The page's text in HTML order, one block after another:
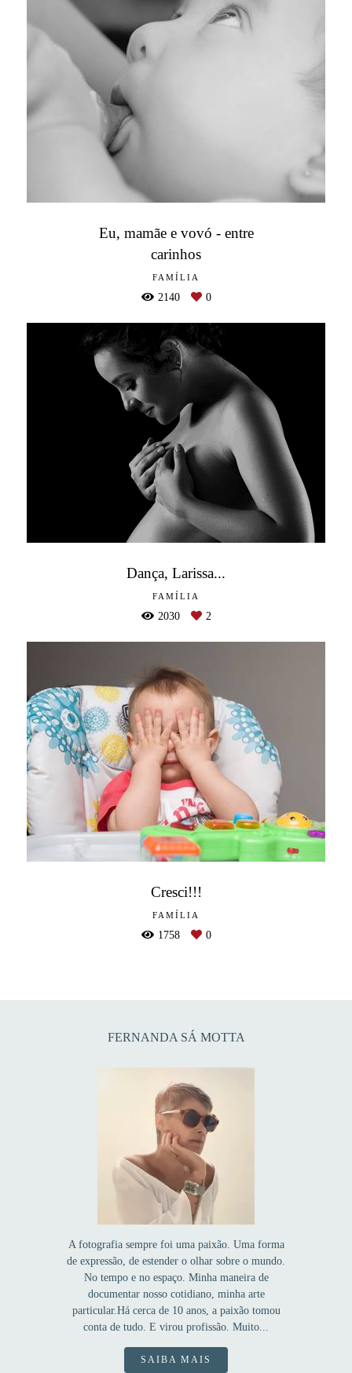
Eu, mamãe e vovó - entre
carinhos
FAMÍLIA
2140 0
Dança, Larissa...
FAMÍLIA
2030 2
Cresci!!!
FAMÍLIA
1758 0
FERNANDA SÁ MOTTA
A fotografia sempre foi uma paixão. Uma forma
de expressão, de estender o olhar sobre o mundo.
No tempo e no espaço. Minha maneira de
documentar nosso cotidiano, minha arte
particular.Há cerca de 10 anos, a paixão tomou
conta de tudo. E virou profissão. Muito...
SAIBA MAIS